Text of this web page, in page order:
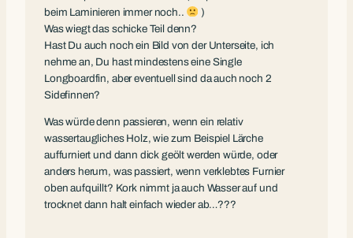
beim Laminieren immer noch..
)
Was wiegt das schicke Teil denn?
Hast Du auch noch ein Bild von der Unterseite, ich
nehme an, Du hast mindestens eine Single
Longboardfin, aber eventuell sind da auch noch 2
Sidefinnen?
Was würde denn passieren, wenn ein relativ
wassertaugliches Holz, wie zum Beispiel Lärche
auffurniert und dann dick geölt werden würde, oder
anders herum, was passiert, wenn verklebtes Furnier
oben aufquillt? Kork nimmt ja auch Wasser auf und
trocknet dann halt einfach wieder ab…???